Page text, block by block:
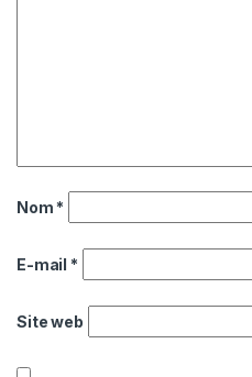
Nom *
E-mail *
Site web